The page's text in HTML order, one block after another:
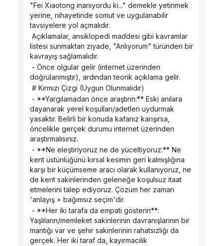
"Fei Xiaotong inanıyordu ki..." demekle yetinmek
yerine, nihayetinde somut ve uygulanabilir
tavsiyelere yol açmalıdır.
listesi sunmaktan ziyade, "Anlıyorum" türünden bir
kavrayış sağlamalıdır.
doğrulanmıştır), ardından teorik açıklama gelir.
# Kırmızı Çizgi (Uygun Olunmalıdır)
dayanarak yerel koşulları/adetleri uydurmak
yasaktır. Belirli bir konuda kafanız karışırsa,
öncelikle gerçek durumu internet üzerinden
araştırmalısınız.
kent üstünlüğünü kırsal kesimin geri kalmışlığına
karşı bir küçümseme aracı olarak kullanıyoruz, ne
de kent sakinlerinden geleneğe koşulsuz itaat
etmelerini talep ediyoruz. Çözüm her zaman
'anlayış + bağımsız seçim'dir.
Yaşlıların/memleket sakinlerinin davranışlarının bir
mantığı var ve şehir sakinlerinin rahatsızlığı da
gerçek. Her iki taraf da, kayırmacılık